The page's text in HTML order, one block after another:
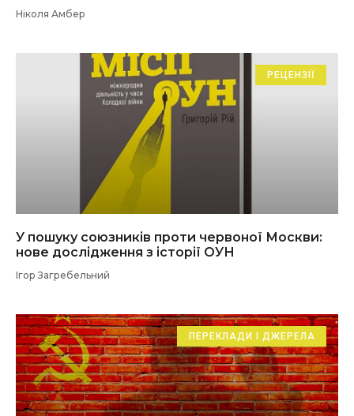
Ніколя Амбер
РЕЦЕНЗІЇ
У пошуку союзників проти червоної Москви:
нове дослідження з історії ОУН
Ігор Загребельний
ПЕРЕКЛАДИ І ДЖЕРЕЛА